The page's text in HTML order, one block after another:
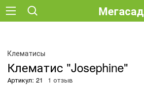
Мегасад
Клематисы
Клематис "Josephine"
Артикул: 21 1 отзыв